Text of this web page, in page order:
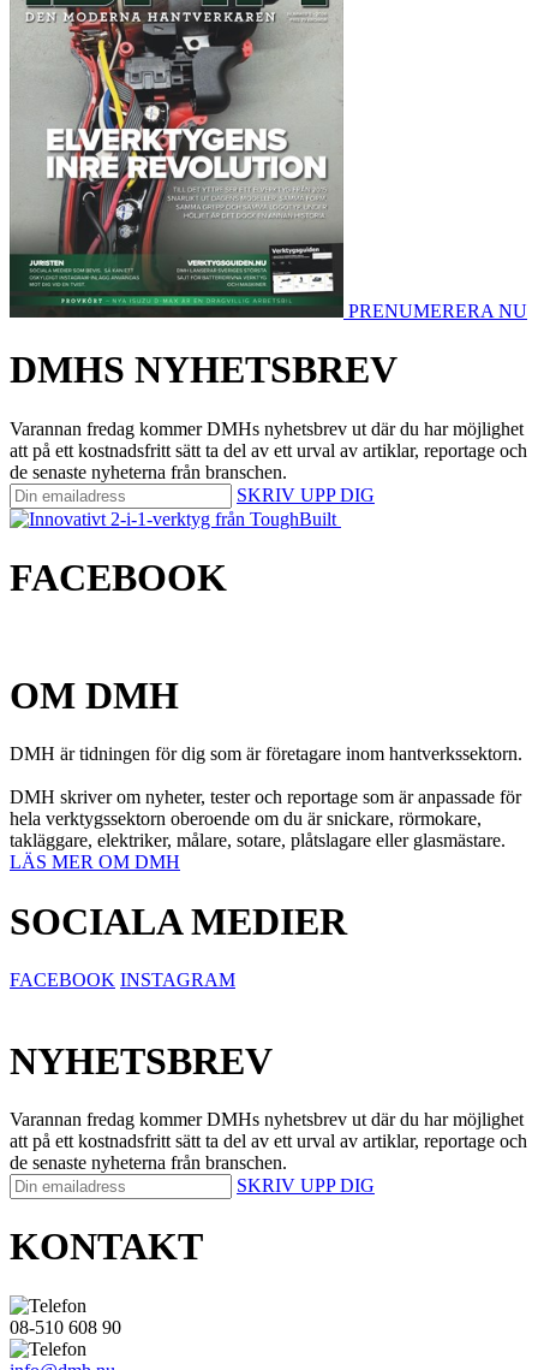
PRENUMERERA NU
DMHS NYHETSBREV
Varannan fredag kommer DMHs nyhetsbrev ut där du har möjlighet
att på ett kostnadsfritt sätt ta del av ett urval av artiklar, reportage och
de senaste nyheterna från branschen.
SKRIV UPP DIG
FACEBOOK
OM DMH
DMH är tidningen för dig som är företagare inom hantverkssektorn.
DMH skriver om nyheter, tester och reportage som är anpassade för
hela verktygssektorn oberoende om du är snickare, rörmokare,
takläggare, elektriker, målare, sotare, plåtslagare eller glasmästare.
LÄS MER OM DMH
SOCIALA MEDIER
FACEBOOK INSTAGRAM
NYHETSBREV
Varannan fredag kommer DMHs nyhetsbrev ut där du har möjlighet
att på ett kostnadsfritt sätt ta del av ett urval av artiklar, reportage och
de senaste nyheterna från branschen.
SKRIV UPP DIG
KONTAKT
08-510 608 90